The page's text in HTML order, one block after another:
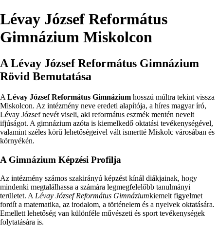
Lévay József Református
Gimnázium Miskolcon
A Lévay József Református Gimnázium
Rövid Bemutatása
A Lévay József Református Gimnázium hosszú múltra tekint vissza
Miskolcon. Az intézmény neve eredeti alapítója, a híres magyar író,
Lévay József nevét viseli, aki református eszmék mentén nevelt
ifjúságot. A gimnázium azóta is kiemelkedő oktatási tevékenységével,
valamint széles körű lehetőségeivel vált ismertté Miskolc városában és
környékén.
A Gimnázium Képzési Profilja
Az intézmény számos szakirányú képzést kínál diákjainak, hogy
mindenki megtalálhassa a számára legmegfelelőbb tanulmányi
területet. A Lévay József Református Gimnáziumkiemelt figyelmet
fordít a matematika, az irodalom, a történelem és a nyelvek oktatására.
Emellett lehetőség van különféle művészeti és sport tevékenységek
folytatására is.